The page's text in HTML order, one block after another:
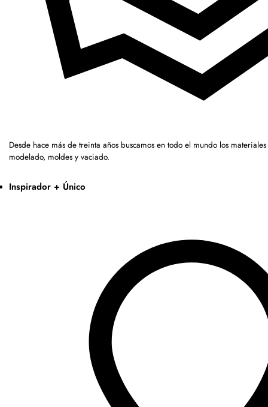
Desde hace más de treinta años buscamos en todo el mundo los
modelado, moldes y vaciado.
Inspirador + Único